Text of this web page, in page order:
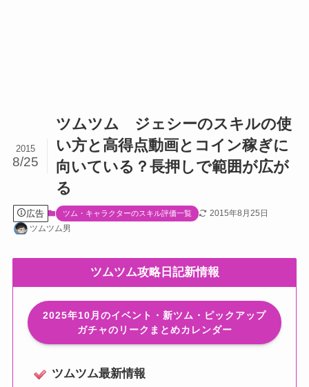
ツムツム ジェシーのスキルの使
い方と高得点動画とコイン稼ぎに
向いている？長押しで範囲が広が
る
2015
8/25
広告 ツム・キャラクターのスキル評価一覧
2015年8月25日
ツムツム男
ツムツム攻略日記新情報
2025年10月のイベント・新ツム・ピックアップ
ガチャのリークまとめカレンダー
ツムツム最新情報